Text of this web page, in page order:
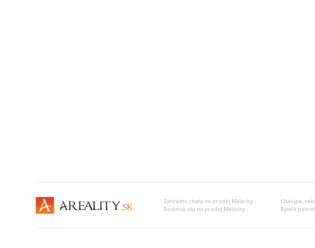
Zahradní chata na prodej Malacky
Rodinná vila na prodej Malacky